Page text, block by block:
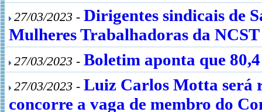
27/03/2023 - Dirigentes sindicais de
Mulheres Trabalhadoras da NCST
27/03/2023 - Boletim aponta que
27/03/2023 - Luiz Carlos Motta será
concorre a vaga de membro do